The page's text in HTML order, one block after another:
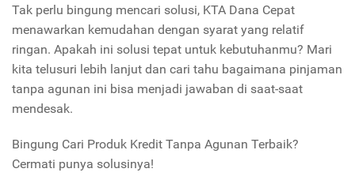
Tak perlu bingung mencari solusi, KTA Dana Cepat
menawarkan kemudahan dengan syarat yang relatif
ringan. Apakah ini solusi tepat untuk kebutuhanmu? Mari
kita telusuri lebih lanjut dan cari tahu bagaimana pinjaman
tanpa agunan ini bisa menjadi jawaban di saat-saat
mendesak.
Bingung Cari Produk Kredit Tanpa Agunan Terbaik?
Cermati punya solusinya!